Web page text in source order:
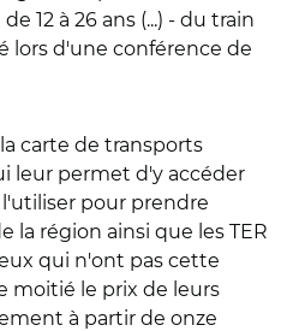
12 à 26 ans (...) - du train
lors d'une conférence de
carte de transports
leur permet d'y accéder
pour prendre
la région ainsi que les TER
qui n'ont pas cette
moitié le prix de leurs
à partir de onze